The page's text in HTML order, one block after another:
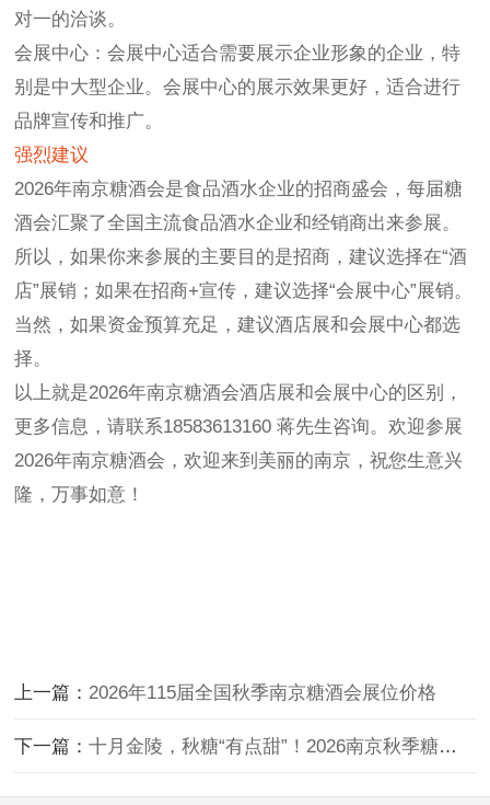
对一的洽谈‌。
‌会展中心‌：会展中心适合需要展示企业形象的企业，特
别是中大型企业。会展中心的展示效果更好，适合进行
品牌宣传和推广‌。
强烈建议
‌2026年南京糖酒会是食品酒水企业的招商盛会，每届糖
酒会汇聚了全国主流食品酒水企业和经销商出来参展。
所以，如果你来参展的主要目的是招商，建议选择在“酒
店”展销；如果在招商+宣传，建议选择“会展中心”展销。
当然，如果资金预算充足，建议酒店展和会展中心都选
择。
以上就是2026年南京糖酒会酒店展和会展中心的区别，
更多信息，请联系18583613160 蒋先生咨询。欢迎参展
2026年南京糖酒会，欢迎来到美丽的南京，祝您生意兴
隆，万事如意！
上一篇： 2026年115届全国秋季南京糖酒会展位价格
下一篇：十月金陵，秋糖“有点甜”！2026南京秋季糖酒会